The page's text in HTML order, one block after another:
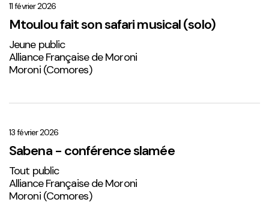
son
safari
musical
(solo)
11 février 2026
Mtoulou fait son safari musical (solo)
Jeune public
Alliance Française de Moroni
Moroni (Comores)
conférence
slamée
13 février 2026
Sabena - conférence slamée
Tout public
Alliance Française de Moroni
Moroni (Comores)